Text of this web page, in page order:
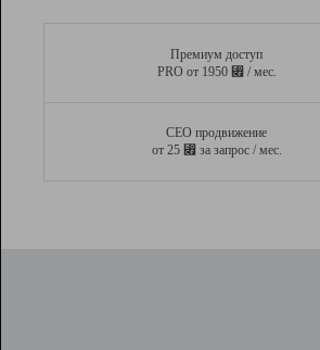
Премиум доступ
PRO от 1950 ⃏ / мес.
СЕО продвижение
от 25 ⃏ за запрос / мес.